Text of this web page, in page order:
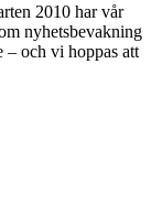
2010 har vår
nyhetsbevakning
och vi hoppas att